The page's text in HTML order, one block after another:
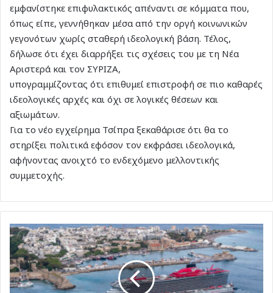
εμφανίστηκε επιφυλακτικός απέναντι σε κόμματα που,
όπως είπε, γεννήθηκαν μέσα από την οργή κοινωνικών
γεγονότων χωρίς σταθερή ιδεολογική βάση. Τέλος,
δήλωσε ότι έχει διαρρήξει τις σχέσεις του με τη Νέα
Αριστερά και τον ΣΥΡΙΖΑ,
υπογραμμίζοντας ότι επιθυμεί επιστροφή σε πιο καθαρές
ιδεολογικές αρχές και όχι σε λογικές θέσεων και
αξιωμάτων.
Για το νέο εγχείρημα Τσίπρα ξεκαθάρισε ότι θα το
στηρίξει πολιτικά εφόσον τον εκφράσει ιδεολογικά,
αφήνοντας ανοιχτό το ενδεχόμενο μελλοντικής
συμμετοχής.
Απόβαση
6.500
τουριστών
στη
Ρόδο